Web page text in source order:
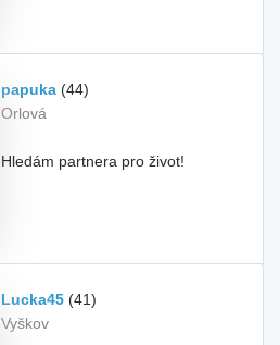
papuka (44)
Orlová
Hledám partnera pro život!
Lucka45 (41)
Vyškov